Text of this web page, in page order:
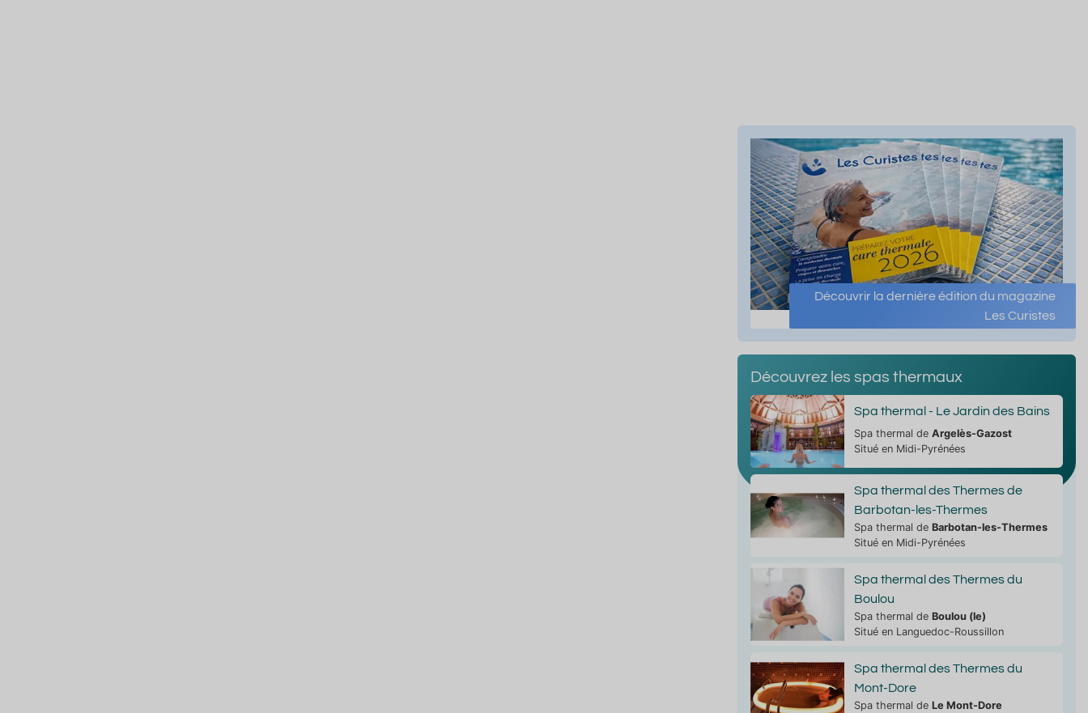
Découvrir la dernière édition du magazine
Les Curistes
Découvrez les spas thermaux
Spa thermal - Le Jardin des Bains
Spa thermal de Argelès-Gazost
Situé en Midi-Pyrénées
Spa thermal des Thermes de
Barbotan-les-Thermes
Spa thermal de Barbotan-les-Thermes
Situé en Midi-Pyrénées
Spa thermal des Thermes du
Boulou
Spa thermal de Boulou (le)
Situé en Languedoc-Roussillon
Spa thermal des Thermes du
Mont-Dore
Spa thermal de Le Mont-Dore